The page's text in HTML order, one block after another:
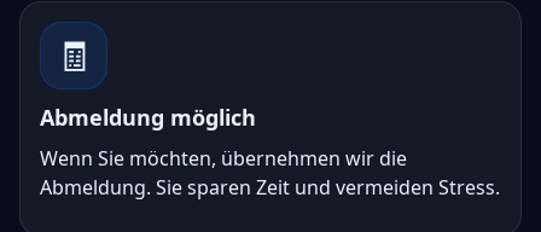
🧾
Abmeldung möglich
Wenn Sie möchten, übernehmen wir die
Abmeldung. Sie sparen Zeit und vermeiden Stress.